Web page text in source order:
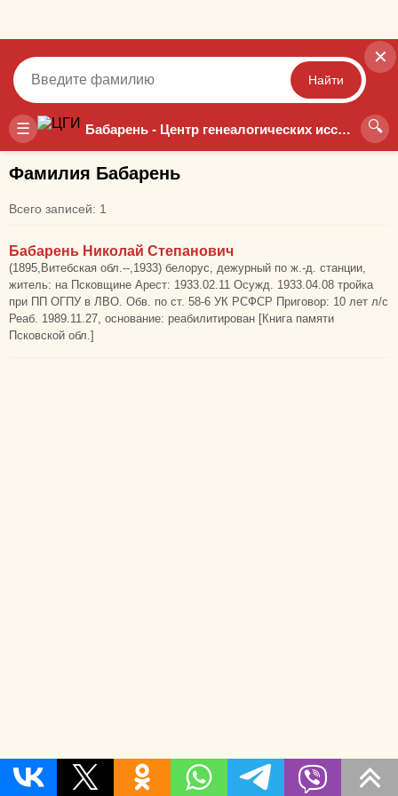
☰ Бабарень - Центр генеалогических исследований 🔍
✕
Найти
Точный Неточный
Фамилия Бабарень
Всего записей: 1
Бабарень Николай Степанович
(1895,Витебская обл.--,1933) белорус, дежурный по ж.-д. станции,
житель: на Псковщине Арест: 1933.02.11 Осужд. 1933.04.08 тройка
при ПП ОГПУ в ЛВО. Обв. по ст. 58-6 УК РСФСР Приговор: 10 лет л/с
Реаб. 1989.11.27, основание: реабилитирован [Книга памяти
Псковской обл.]